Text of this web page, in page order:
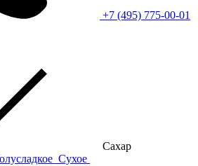
+7 (495) 775-00-01
Сахар
Сухое